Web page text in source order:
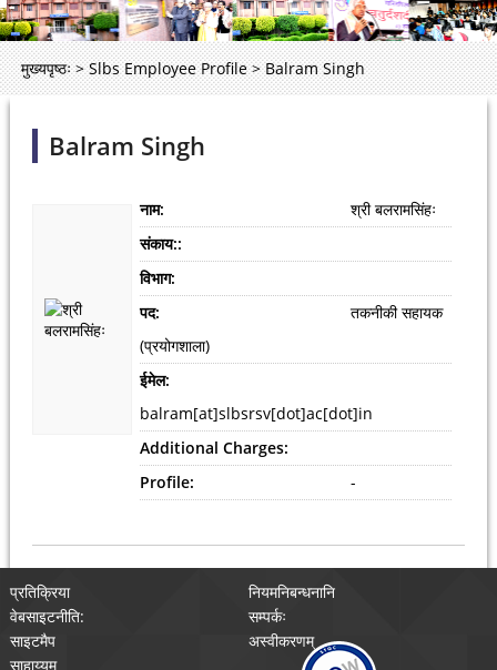
मुख्यपृष्ठः > Slbs Employee Profile > Balram Singh
Balram Singh
नाम:
श्री बलरामसिंहः
संकाय::
विभाग:
पद:
तकनीकी सहायक
(प्रयोगशाला)
ईमेल:
balram[at]slbsrsv[dot]ac[dot]in
Additional Charges:
Profile:
-
प्रतिक्रिया
नियमनिबन्धनानि
वेबसाइटनीति:
सम्पर्कः
साइटमैप
अस्वीकरणम्
साहाय्यम्